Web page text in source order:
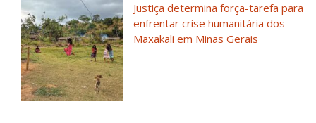
Justiça determina força-tarefa para
enfrentar crise humanitária dos
Maxakali em Minas Gerais